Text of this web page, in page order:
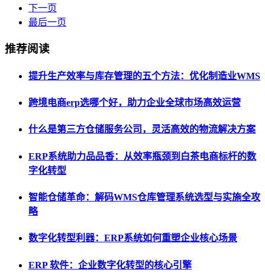
下一页
最后一页
推荐阅读
提升生产效率与库存管理的五个方法：优化制造业WMS
跨境电商erp选哪个好，助力企业全球市场高效运营
什么是第三方仓储服务公司，灵活高效的物流解决方案
ERP系统助力品品香：从效率瓶颈到白茶电商标杆的数
字化转型
智能仓储革命：解码WMS仓库管理系统选型与实施全攻
略
数字化转型利器：ERP系统如何重塑企业核心场景
ERP 软件：企业数字化转型的核心引擎